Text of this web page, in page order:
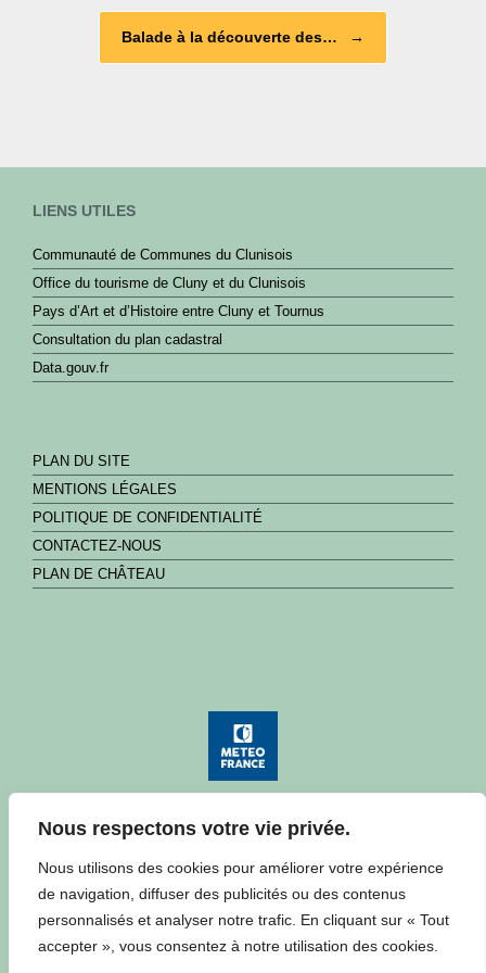
Nous respectons votre vie privée.
Nous utilisons des cookies pour améliorer votre expérience
de navigation, diffuser des publicités ou des contenus
personnalisés et analyser notre trafic. En cliquant sur « Tout
accepter », vous consentez à notre utilisation des cookies.
Balade à la découverte des… →
LIENS UTILES
Communauté de Communes du Clunisois
Office du tourisme de Cluny et du Clunisois
Pays d’Art et d’Histoire entre Cluny et Tournus
Consultation du plan cadastral
Data.gouv.fr
PLAN DU SITE
MENTIONS LÉGALES
POLITIQUE DE CONFIDENTIALITÉ
CONTACTEZ-NOUS
PLAN DE CHÂTEAU